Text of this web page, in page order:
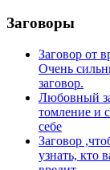
Заговоры
Заговор от
Очень
заговор.
Любовный
томление и
себе
Заговор
узнать, кто